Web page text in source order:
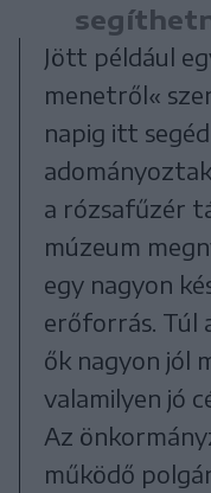
Jött például
menetről«
napig itt
a rózsafűzér
múzeum
egy nagyon
erőforrás. Túl
ők nagyon jól
valamilyen jó
Az
működő